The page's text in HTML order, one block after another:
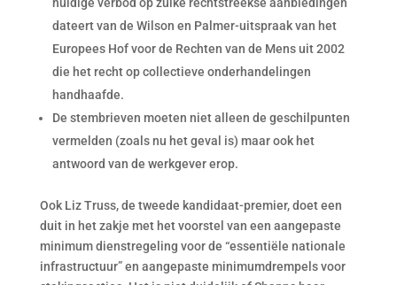
dateert van de Wilson en Palmer-uitspraak van het
Europees Hof voor de Rechten van de Mens uit 2002
die het recht op collectieve onderhandelingen
handhaafde.
De stembrieven moeten niet alleen de geschilpunten
vermelden (zoals nu het geval is) maar ook het
antwoord van de werkgever erop.
Ook Liz Truss, de tweede kandidaat-premier, doet een
duit in het zakje met het voorstel van een aangepaste
minimum dienstregeling voor de “essentiële nationale
infrastructuur” en aangepaste minimumdrempels voor